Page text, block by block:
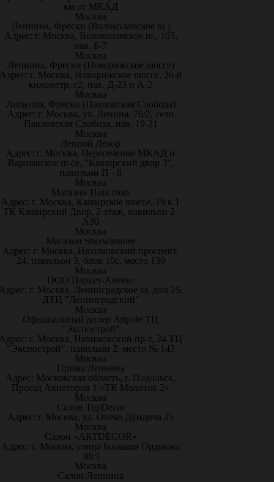
км от МКАД
Москва
Лепнина, Фрески (Волоколамское ш.)
Адрес: г. Москва, Волоколамское ш., 103,
пав. Б-7
Москва
Лепнина, Фрески (Новорижское шоссе)
г. Москва, Новорижское шоссе, 26-й
километр, с2, пав. Д-23 и А-2
Москва
Лепнина, Фрески (Павловская Слобода)
Адрес: г. Москва, ул. Ленина, 76/2, село
Павловская Слобода, пав. 19-21
Москва
Лепной Декор
Адрес: г. Москва, Пересечение МКАД и
Варшавское ш-се, "Каширский двор 3",
павильон П - 8
Москва
Магазин Holicolors
Адрес: г. Москва, Каширское шоссе, 19 к.1
ТК Каширский Двор, 2 этаж, павильон 2-
А30
Москва
Магазин Sherwinstore
Адрес: г. Москва, Нахимовский проспект,
24, павильон 3, блок 10с, место 130
Москва
ООО Паркет-Авeню
г. Москва, Ленинградское ш, дом 25.
ДТЦ "Ленинградский"
Москва
Официальный дилер Artpole ТЦ
"Экспострой"
г. Москва, Нахимовский пр-т, 24 ТЦ
"Экспострой", павильон 2, место № 143
Москва
Прима Лепнина
Адрес: Московская область, г. Подольск,
Проезд Авиаторов 1 «ТК Молоток 2»
Москва
Салон TopDecor
Адрес: г. Москва, ул. Олеко Дундича 25
Москва
Салон «ARTDECOR»
Адрес: г. Москва, улица Большая Ордынка
38с1
Москва
Салон Лепнина